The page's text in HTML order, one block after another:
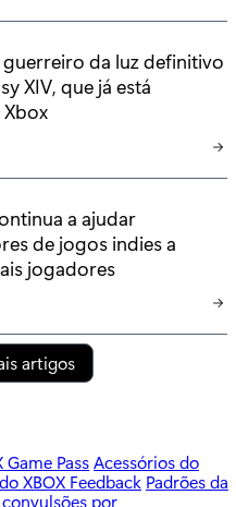
da luz definitivo
XIV, que já está
a ajudar
de jogos indies a
jogadores
artigos
Game PassAcessórios do
XBOX Feedback Padrões da
por